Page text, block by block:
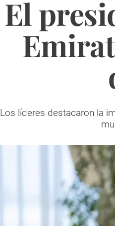
El
Los líderes destacaron la